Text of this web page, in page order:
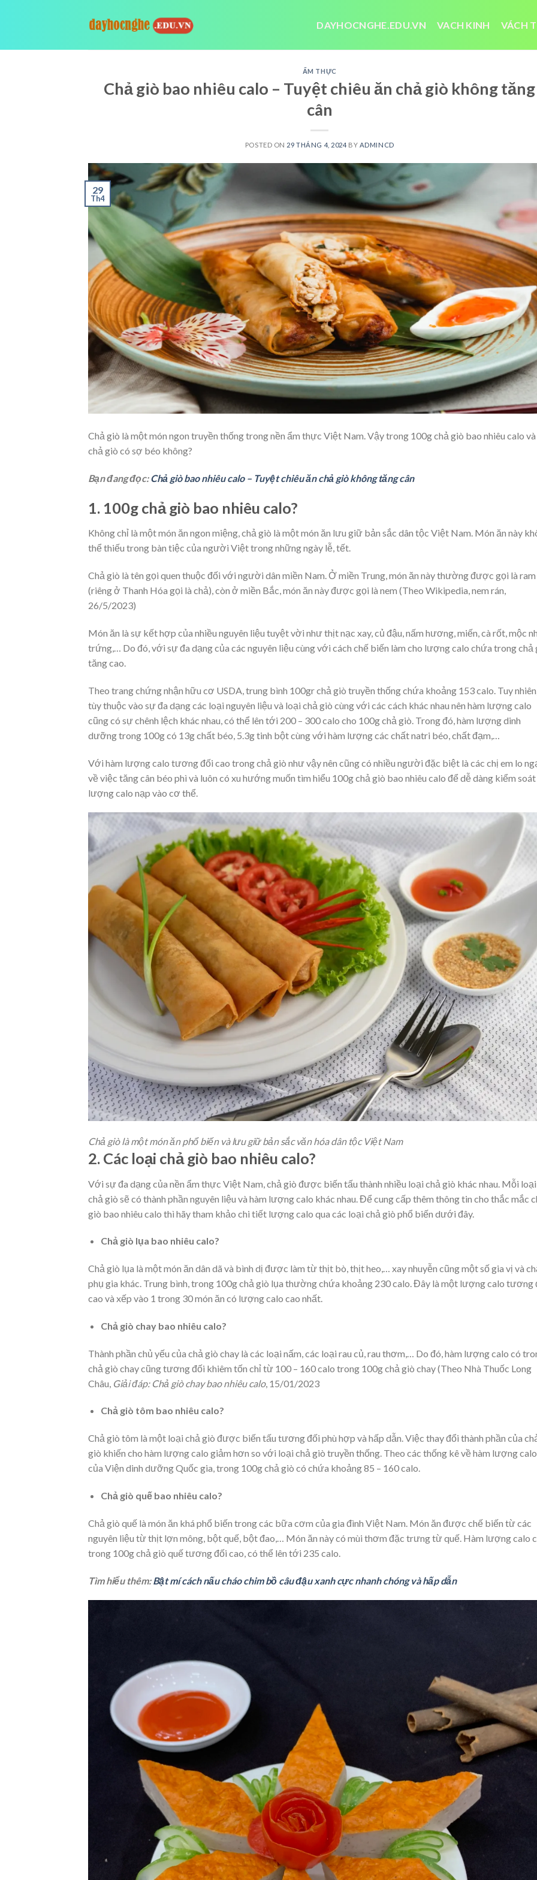
DAYHOCNGHE.EDU.VN VACH KINH VÁCH
ẨM THỰC
Chả giò bao nhiêu calo – Tuyệt chiêu ăn chả giò không tăng
cân
POSTED ON 29 THÁNG 4, 2024 BY ADMINCD
29
Th4
Chả giò là một món ngon truyền thống trong nền ẩm thực Việt Nam. Vậy trong 100g chả giò bao nhiêu calo và
chả giò có sợ béo không?
Bạn đang đọc:Chả giò bao nhiêu calo – Tuyệt chiêu ăn chả giò không tăng cân
1. 100g chả giò bao nhiêu calo?
Không chỉ là một món ăn ngon miệng, chả giò là một món ăn lưu giữ bản sắc dân tộc Việt Nam. Món ăn này
thể thiếu trong bàn tiệc của người Việt trong những ngày lễ, tết.
Chả giò là tên gọi quen thuộc đối với người dân miền Nam. Ở miền Trung, món ăn này thường được gọi là ram
(riêng ở Thanh Hóa gọi là chả), còn ở miền Bắc, món ăn này được gọi là nem (Theo Wikipedia, nem rán,
26/5/2023)
Món ăn là sự kết hợp của nhiều nguyên liệu tuyệt vời như thịt nạc xay, củ đậu, nấm hương, miến, cà rốt, mộc
trứng,… Do đó, với sự đa dạng của các nguyên liệu cùng với cách chế biến làm cho lượng calo chứa trong chả
tăng cao.
Theo trang chứng nhận hữu cơ USDA, trung bình 100gr chả giò truyền thống chứa khoảng 153 calo. Tuy
tùy thuộc vào sự đa dạng các loại nguyên liệu và loại chả giò cùng với các cách khác nhau nên hàm lượng calo
cũng có sự chênh lệch khác nhau, có thể lên tới 200 – 300 calo cho 100g chả giò. Trong đó, hàm lượng dinh
dưỡng trong 100g có 13g chất béo, 5.3g tinh bột cùng với hàm lượng các chất natri béo, chất đạm,…
Với hàm lượng calo tương đối cao trong chả giò như vậy nên cũng có nhiều người đặc biệt là các chị em lo
về việc tăng cân béo phì và luôn có xu hướng muốn tìm hiểu 100g chả giò bao nhiêu calo để dễ dàng kiểm soát
lượng calo nạp vào cơ thể.
Chả giò là một món ăn phổ biến và lưu giữ bản sắc văn hóa dân tộc Việt Nam
2. Các loại chả giò bao nhiêu calo?
Với sự đa dạng của nền ẩm thực Việt Nam, chả giò được biến tấu thành nhiều loại chả giò khác nhau. Mỗi loại
chả giò sẽ có thành phần nguyên liệu và hàm lượng calo khác nhau. Để cung cấp thêm thông tin cho thắc mắc
giò bao nhiêu calo thì hãy tham khảo chi tiết lượng calo qua các loại chả giò phổ biến dưới đây.
Chả giò lụa bao nhiêu calo?
Chả giò lụa là một món ăn dân dã và bình dị được làm từ thịt bò, thịt heo,… xay nhuyễn cũng một số gia vị và
phụ gia khác. Trung bình, trong 100g chả giò lụa thường chứa khoảng 230 calo. Đây là một lượng calo tương
cao và xếp vào 1 trong 30 món ăn có lượng calo cao nhất.
Chả giò chay bao nhiêu calo?
Thành phần chủ yếu của chả giò chay là các loại nấm, các loại rau củ, rau thơm,… Do đó, hàm lượng calo có
chả giò chay cũng tương đối khiêm tốn chỉ từ 100 – 160 calo trong 100g chả giò chay (Theo Nhà Thuốc Long
Châu, Giải đáp: Chả giò chay bao nhiêu calo, 15/01/2023
Chả giò tôm bao nhiêu calo?
Chả giò tôm là một loại chả giò được biến tấu tương đối phù hợp và hấp dẫn. Việc thay đổi thành phần của
giò khiến cho hàm lượng calo giảm hơn so với loại chả giò truyền thống. Theo các thống kê về hàm lượng calo
của Viện dinh dưỡng Quốc gia, trong 100g chả giò có chứa khoảng 85 – 160 calo.
Chả giò quế bao nhiêu calo?
Chả giò quế là món ăn khá phổ biến trong các bữa cơm của gia đình Việt Nam. Món ăn được chế biến từ các
nguyên liệu từ thịt lợn mông, bột quế, bột đao,… Món ăn này có mùi thơm đặc trưng từ quế. Hàm lượng calo
trong 100g chả giò quế tương đối cao, có thể lên tới 235 calo.
Tìm hiểu thêm:Bật mí cách nấu cháo chim bồ câu đậu xanh cực nhanh chóng và hấp dẫn